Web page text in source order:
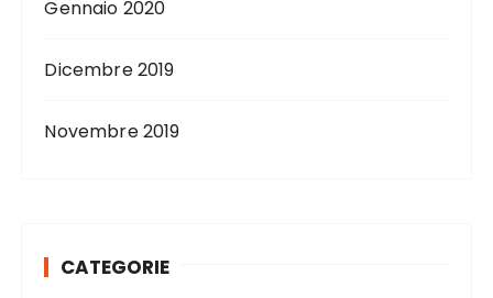
Gennaio 2020
Dicembre 2019
Novembre 2019
CATEGORIE